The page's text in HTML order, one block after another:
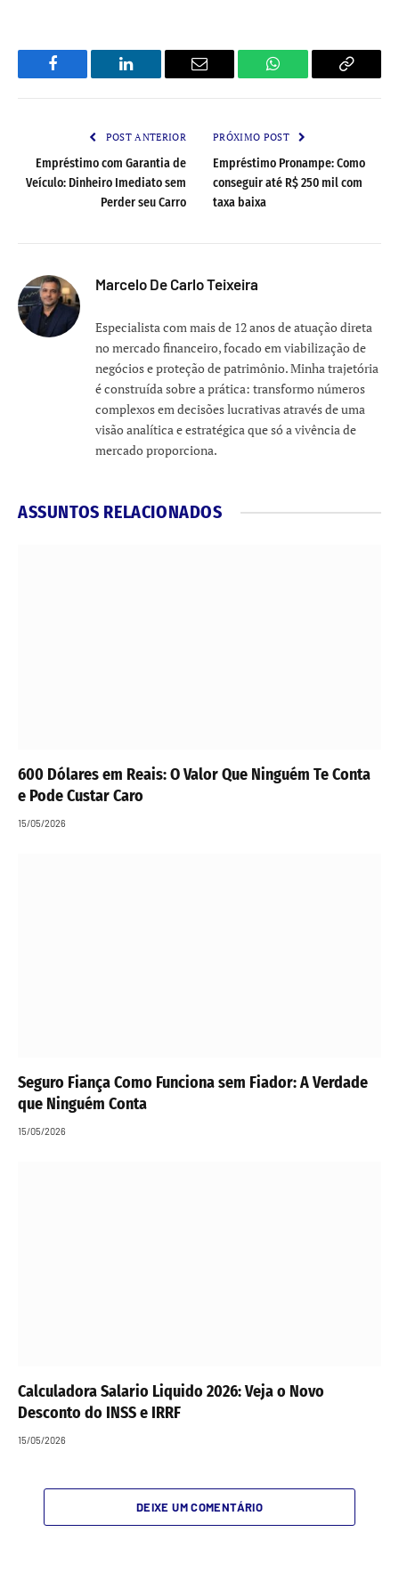
Facebook LinkedIn Email WhatsApp Copy
POST ANTERIOR
Empréstimo com Garantia de
Veículo: Dinheiro Imediato sem
Perder seu Carro
PRÓXIMO POST
Empréstimo Pronampe: Como
conseguir até R$ 250 mil com
taxa baixa
Marcelo De Carlo Teixeira
Especialista com mais de 12 anos de atuação direta
no mercado financeiro, focado em viabilização de
negócios e proteção de patrimônio. Minha trajetória
é construída sobre a prática: transformo números
complexos em decisões lucrativas através de uma
visão analítica e estratégica que só a vivência de
mercado proporciona.
ASSUNTOS RELACIONADOS
600 Dólares em Reais: O Valor Que Ninguém Te Conta
e Pode Custar Caro
15/05/2026
Seguro Fiança Como Funciona sem Fiador: A Verdade
que Ninguém Conta
15/05/2026
Calculadora Salario Liquido 2026: Veja o Novo
Desconto do INSS e IRRF
15/05/2026
DEIXE UM COMENTÁRIO